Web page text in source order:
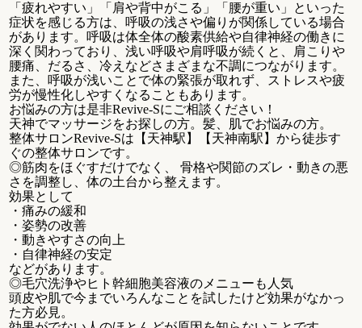
「疲れやすい」「肩や背中がこる」「腰が重い」といった
症状を感じる方は、呼吸の浅さや偏りが関係している場合
があります。呼吸は体全体の酸素供給や自律神経の働きに
深く関わっており、浅い呼吸や肩呼吸が続くと、肩こりや
腰痛、だるさ、冷えなどさまざまな不調につながります。
また、呼吸が浅いことで体の緊張が取れず、ストレスや疲
労が慢性化しやすくなることもあります。
お悩みの方は是非Revive-Sにご相談ください！
天神でマッサージをお探しの方。髪、肌でお悩みの方。
整体サロンRevive-Sは【天神駅】【天神南駅】から徒歩す
ぐの整体サロンです。
◎筋肉をほぐすだけでなく、 骨格や関節のズレ・動きの悪
さを調整し、体の土台から整えます。
効果として
・痛みの緩和
・姿勢の改善
・動きやすさの向上
・自律神経の安定
などがあります。
◎毛穴洗浄やヒト幹細胞美容液のメニューも人気
頭皮や肌で今までいろんなことを試したけど効果がなかっ
た方必見。